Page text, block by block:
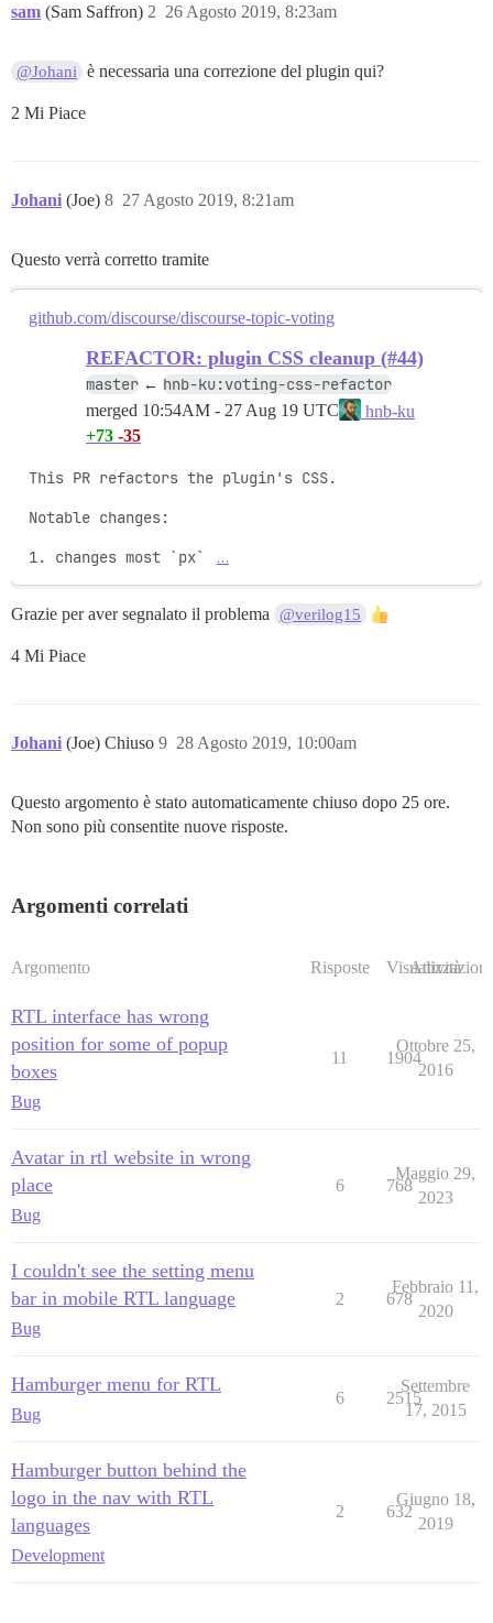
sam (Sam Saffron) 26 Agosto 2019, 8:23am
2
@Johani è necessaria una correzione del plugin qui?
2 Mi Piace
Johani (Joe) 27 Agosto 2019, 8:21am
8
Questo verrà corretto tramite
github.com/discourse/discourse-topic-voting
REFACTOR: plugin CSS cleanup (#44)
master ← hnb-ku:voting-css-refactor
merged 10:54AM - 27 Aug 19 UTC
hnb-ku
+73 -35
This PR refactors the plugin's CSS.
Notable changes:
1. changes most `px`
…
Grazie per aver segnalato il problema @verilog15
4 Mi Piace
Johani (Joe) Chiuso 28 Agosto 2019, 10:00am
9
Questo argomento è stato automaticamente chiuso dopo 25 ore.
Non sono più consentite nuove risposte.
Argomenti correlati
Argomento Risposte Visualizzazioni
Attività
RTL interface has wrong
position for some of popup
boxes
Bug
11 1904
Ottobre 25,
2016
Avatar in rtl website in wrong
place
Bug
6 768
Maggio 29,
2023
I couldn't see the setting menu
bar in mobile RTL language
Bug
2 678
Febbraio 11,
2020
Hamburger menu for RTL
Bug
6 2515
Settembre
17, 2015
Hamburger button behind the
logo in the nav with RTL
languages
Development
2 632
Giugno 18,
2019